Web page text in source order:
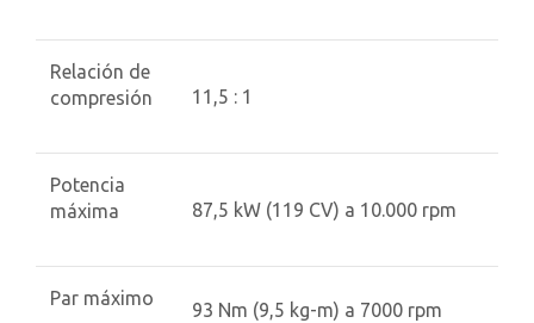
Relación de
compresión
11,5 : 1
Potencia
máxima
87,5 kW (119 CV) a 10.000 rpm
Par máximo
93 Nm (9,5 kg-m) a 7000 rpm